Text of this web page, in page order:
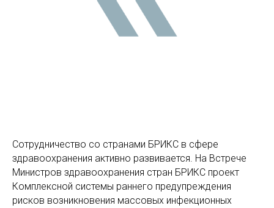
Сотрудничество со странами БРИКС в сфере
здравоохранения активно развивается. На Встрече
Министров здравоохранения стран БРИКС проект
Комплексной системы раннего предупреждения
рисков возникновения массовых инфекционных